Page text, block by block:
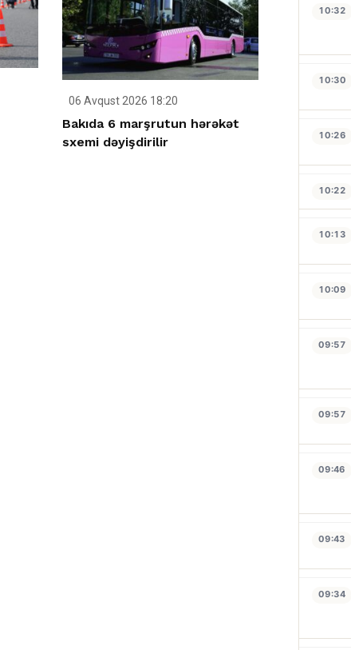
06 Avqust 2026 18:20
Bakıda 6 marşrutun hərəkət
sxemi dəyişdirilir
10:32
10:30
10:26
10:22
10:13
10:09
09:57
09:57
09:46
09:43
09:34